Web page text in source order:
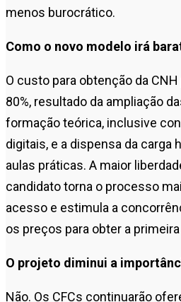
menos burocrático.
Como o novo modelo irá
O custo para obtenção da
80%, resultado da ampliação
formação teórica, inclusive
digitais, e a dispensa da carga
aulas práticas. A maior
candidato torna o processo
acesso e estimula a
os preços para obter a
O projeto diminui a
Não. Os CFCs continuarão